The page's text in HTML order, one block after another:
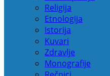
Religija
Etnologija
Istorija
Kuvari
Zdravlje
Monografije